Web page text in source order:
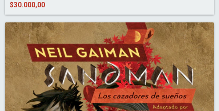
$30.000,00